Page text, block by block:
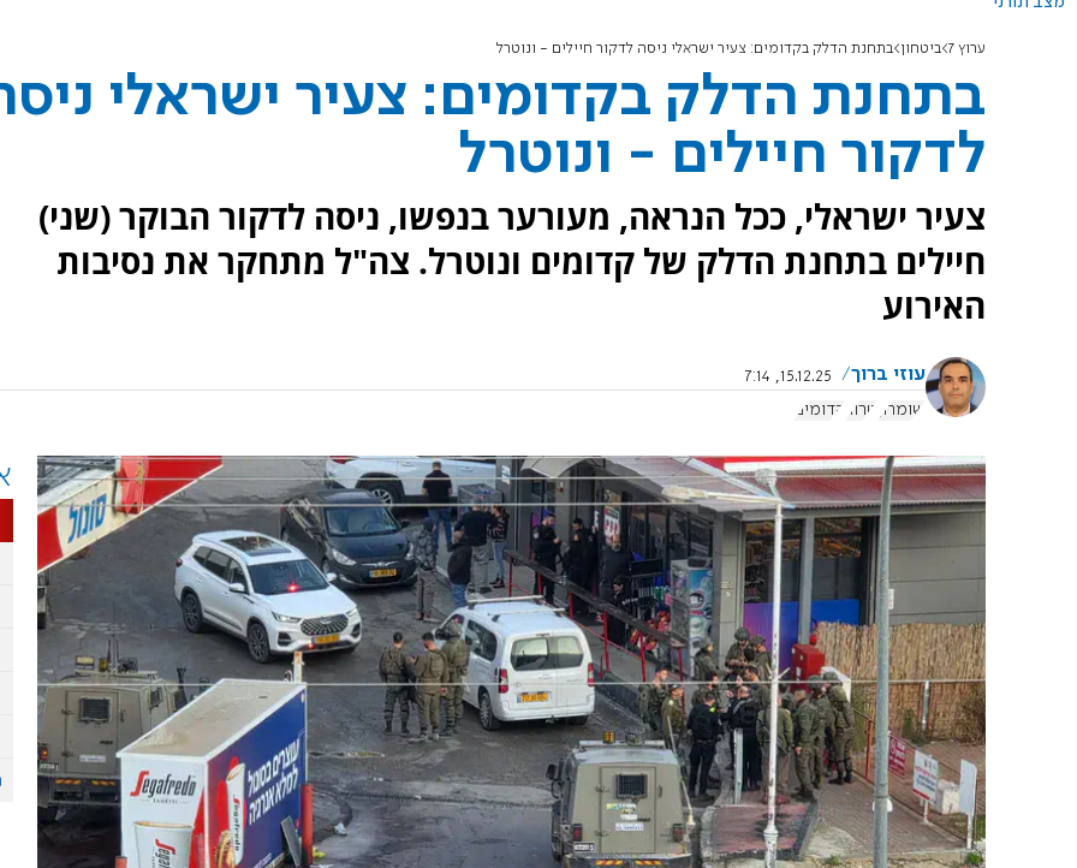
ערוץ 7 ביטחון בתחנת הדלק בקדומים: צעיר ישראלי ניסה לדקור חיילים - ונוטרל
בתחנת הדלק בקדומים: צעיר ישראלי
לדקור חיילים - ונוטרל
צעיר ישראלי, ככל הנראה, מעורער בנפשו, ניסה לדקור הבוקר (שני)
חיילים בתחנת הדלק של קדומים ונוטרל. צה"ל מתחקר את נסיבות
האירוע
עוזי ברוך
15.12.25, 7:14
שומרון
טרור קדומים